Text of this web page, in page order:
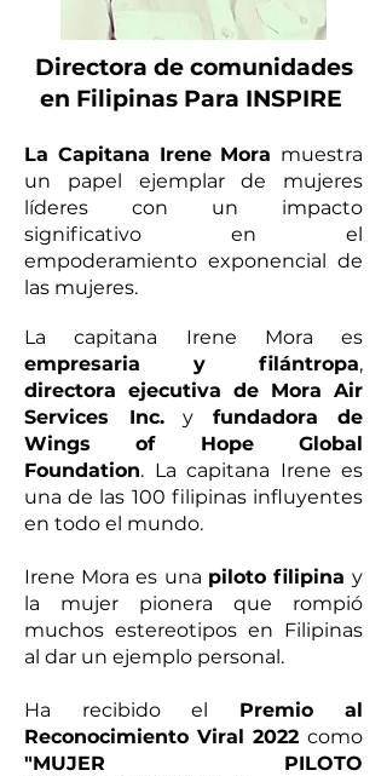
Directora de comunidades
en Filipinas Para INSPIRE
La Capitana Irene Mora muestra
un papel ejemplar de mujeres
líderes con un impacto
significativo en el
empoderamiento exponencial de
las mujeres.
La capitana Irene Mora es
empresaria y filántropa,
directora ejecutiva de Mora Air
Services Inc.y fundadora de
Wings of Hope Global
Foundation. La capitana Irene es
una de las 100 filipinas influyentes
en todo el mundo.
Irene Mora es una piloto filipinay
la mujer pionera que rompió
muchos estereotipos en Filipinas
al dar un ejemplo personal.
Ha recibido el Premio al
Reconocimiento Viral 2022 como
"MUJER PILOTO